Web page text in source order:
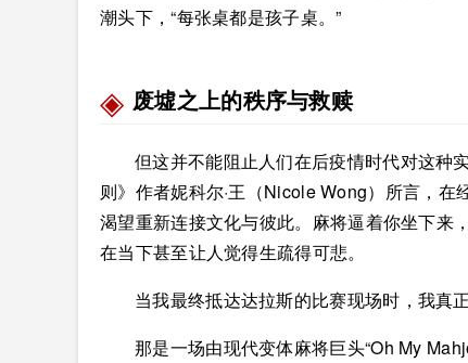
潮头下，“每张桌都是孩子桌。”
废墟之上的秩序与救赎
但这并不能阻止人们在后疫情时代对这种
则》作者妮科尔·王（Nicole Wong）所言，
渴望重新连接文化与彼此。麻将逼着你坐下来
在当下甚至让人觉得生疏得可悲。
当我最终抵达达拉斯的比赛现场时，我真
那是一场由现代变体麻将巨头“Oh My